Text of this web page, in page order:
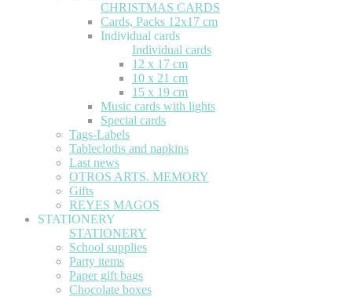
CHRISTMAS CARDS
Cards, Packs 12x17 cm
Individual cards
Individual cards
12 x 17 cm
10 x 21 cm
15 x 19 cm
Music cards with lights
Special cards
Tags-Labels
Tablecloths and napkins
Last news
OTROS ARTS. MEMORY
Gifts
REYES MAGOS
STATIONERY
STATIONERY
School supplies
Party items
Paper gift bags
Chocolate boxes